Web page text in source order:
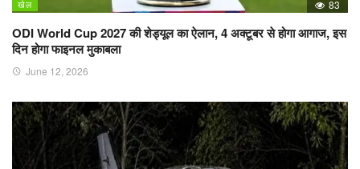
खेल 83
ODI World Cup 2027 की शेड्यूल का ऐलान, 4 अक्टूबर से होगा आगाज, इस
दिन होगा फाइनल मुकाबला
June 12, 2026